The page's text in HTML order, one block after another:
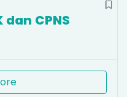
dan CPNS